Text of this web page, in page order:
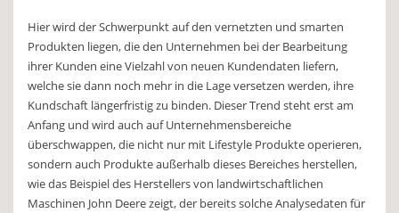
Hier wird der Schwerpunkt auf den vernetzten und smarten
Produkten liegen, die den Unternehmen bei der Bearbeitung
ihrer Kunden eine Vielzahl von neuen Kundendaten liefern,
welche sie dann noch mehr in die Lage versetzen werden, ihre
Kundschaft längerfristig zu binden. Dieser Trend steht erst am
Anfang und wird auch auf Unternehmensbereiche
überschwappen, die nicht nur mit Lifestyle Produkte operieren,
sondern auch Produkte außerhalb dieses Bereiches herstellen,
wie das Beispiel des Herstellers von landwirtschaftlichen
Maschinen John Deere zeigt, der bereits solche Analysedaten für